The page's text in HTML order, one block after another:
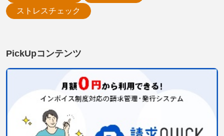
ストレスチェック
PickUpコンテンツ